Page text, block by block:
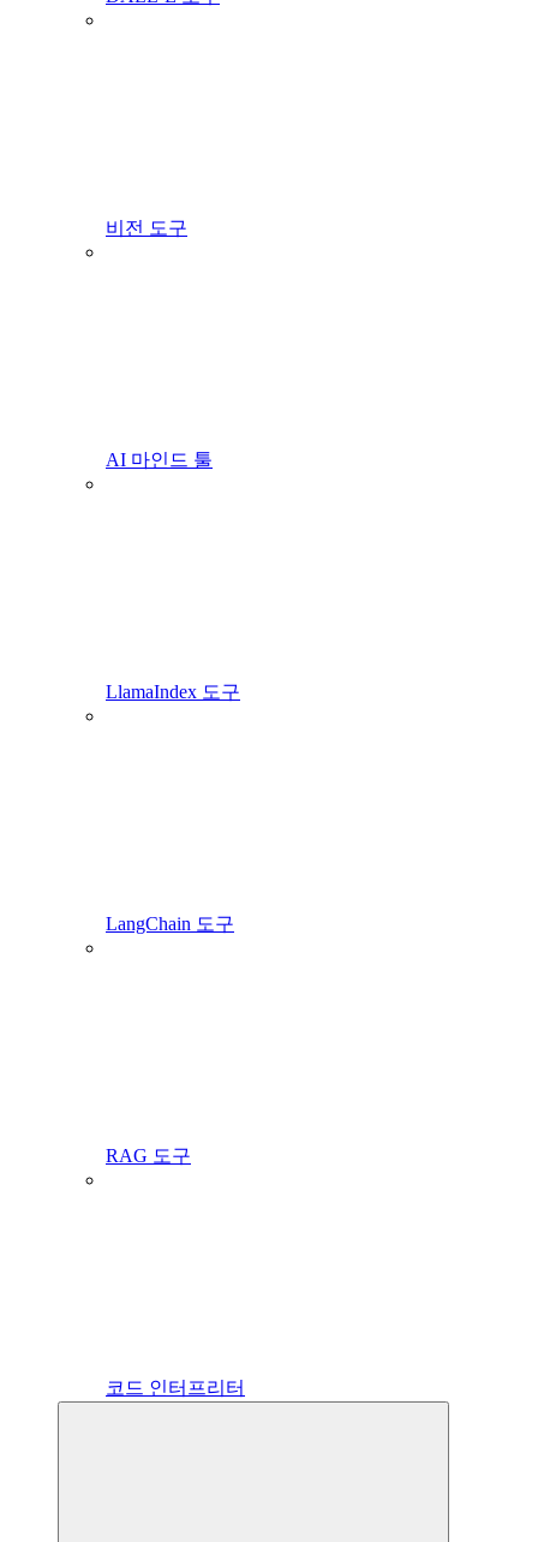
비전 도구
AI 마인드 툴
LlamaIndex 도구
LangChain 도구
RAG 도구
코드 인터프리터